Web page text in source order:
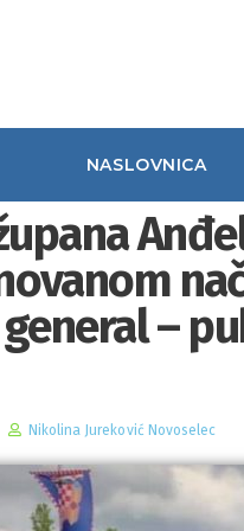
NASLOVNICA
–
Nikolina Jureković Novoselec